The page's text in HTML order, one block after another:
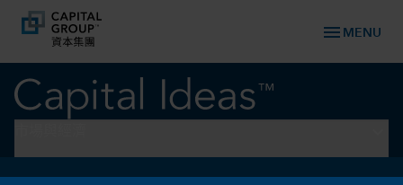
menu MENU